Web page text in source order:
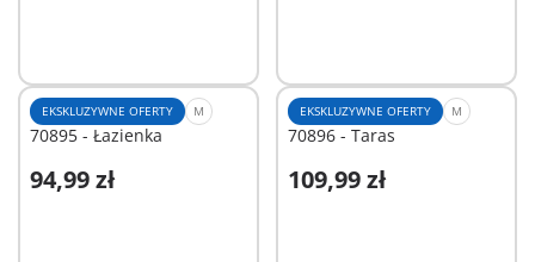
EKSKLUZYWNE OFERTY M
70895 - Łazienka
94,99 zł
Dodaj do koszyka
EKSKLUZYWNE OFERTY M
70896 - Taras
109,99 zł
Dodaj do koszyka